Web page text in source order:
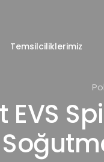
Temsilciliklerimiz